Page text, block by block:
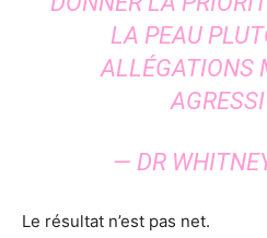
LA PEAU
ALLÉGATIONS
— DR
Le résultat n’est pas net.